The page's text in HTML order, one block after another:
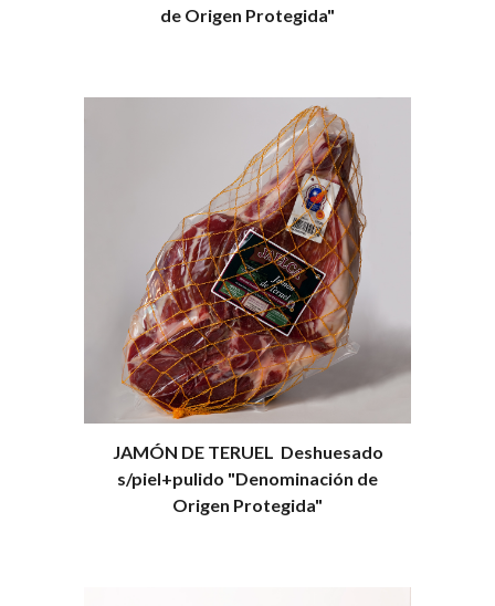
de Origen Protegida"
JAMÓN DE TERUEL Deshuesado
s/piel+pulido "Denominación de
Origen Protegida"